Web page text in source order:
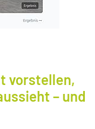
vorstellen,
– und